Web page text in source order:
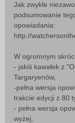
s
t
Jak zwykle
podsumowanie
opowiadania:
http://
W ogromnym
- jakiś kawałek z
Targaryenów,
-pełna wersja
trakcie edycji z 80
- pełna wersja
wyżej,